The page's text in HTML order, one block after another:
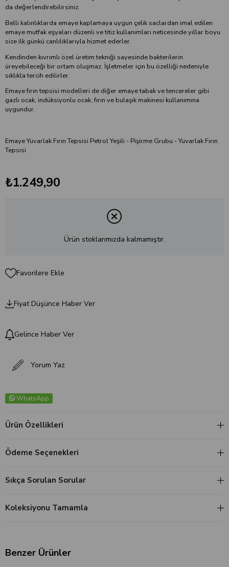
da değerlendirebilirsiniz.
Belli kalınlıklarda emaye kaplamaya uygun çelik saclardan imal edilen
emaye mutfak eşyaları düzenli ve titiz kullanımları neticesinde yıllar boyu
size ilk günkü canlılıklarıyla hizmet ederler.
Kendinden kıvrımlı özel üretim tekniği sayesinde bakterilerin
üreyebileceği bir ortam oluşmaz. İşletmeler için bu özelliği nedeniyle
sıklıkla tercih edilirler.
Emaye fırın tepsisi modelleri de diğer emaye tabak ve tencereler gibi
gazlı ocak, indüksiyonlu ocak, fırın ve bulaşık makinesi kullanımına
uygundur.
Emaye Yuvarlak Fırın Tepsisi Petrol Yeşili - Pişirme Grubu - Yuvarlak Fırın
Tepsisi
₺1.249,90
Ürün stoklarımızda kalmamıştır.
Favorilere Ekle
Fiyat Düşünce Haber Ver
Gelince Haber Ver
Yorum Yaz
WhatsApp
Ürün Özellikleri
Ödeme Seçenekleri
Sıkça Sorulan Sorular
Koleksiyonu Tamamla
Benzer Ürünler